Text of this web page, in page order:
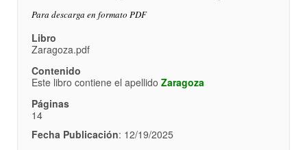
Para descarga en formato PDF
Libro
Zaragoza.pdf
Contenido
Este libro contiene el apellido Zaragoza
Páginas
14
Fecha Publicación: 12/19/2025